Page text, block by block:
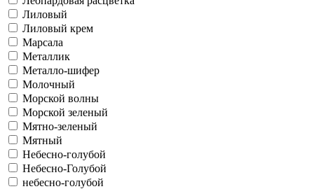
Лиловый
Лиловый крем
Марсала
Металлик
Металло-шифер
Молочный
Морской волны
Морской зеленый
Мятно-зеленый
Мятный
Небесно-голубой
Небесно-Голубой
небесно-голубой